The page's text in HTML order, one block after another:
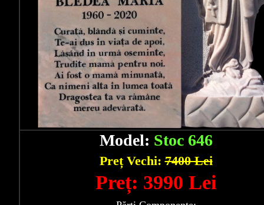
Model: Stoc 646
Preț Vechi:7400 Lei
Preț: 3990 Lei